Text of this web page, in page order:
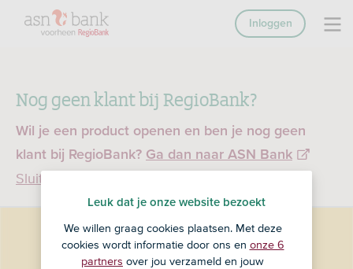
Nog geen klant bij RegioBank?
Wil je een product openen en ben je nog geen
klant bij RegioBank? Ga dan naar ASN Bank
Sluiten
Inloggen
Leuk dat je onze website bezoekt
We willen graag cookies plaatsen. Met deze
cookies wordt informatie door ons en onze 6
partners over jou verzameld en jouw